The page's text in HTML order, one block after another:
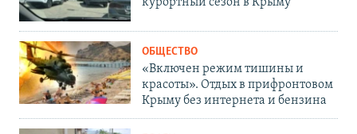
курортный сезон в Крыму
ОБЩЕСТВО
«Включен режим тишины и
красоты». Отдых в прифронтовом
Крыму без интернета и бензина